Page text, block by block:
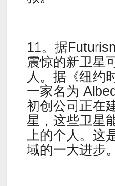
11。据
震惊的新卫星
人。据《纽约
一家名为
初创公司正在
星，这些卫星
上的个人。这
域的一大进步。